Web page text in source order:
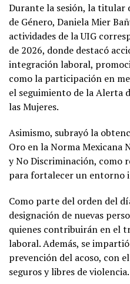
Durante la sesión, la titular
de Género, Daniela Mier
actividades de la UIG
de 2026, donde destacó
integración laboral,
como la participación en
el seguimiento de la Alerta
las Mujeres.
Asimismo, subrayó la
Oro en la Norma Mexicana
y No Discriminación, como
para fortalecer un entorno
Como parte del orden del
designación de nuevas
quienes contribuirán en el
laboral. Además, se
prevención del acoso, con
seguros y libres de violencia.